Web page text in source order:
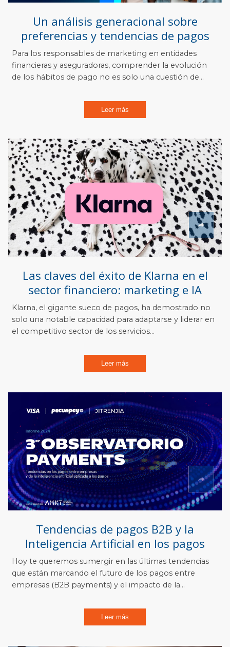
Un análisis generacional sobre
preferencias y tendencias de pagos
Para los responsables de marketing en entidades
financieras y aseguradoras, comprender la evolución
de los hábitos de pago no es solo una cuestión de...
Leer más
Las claves del éxito de Klarna en el
sector financiero: marketing e IA
Klarna, el gigante sueco de pagos, ha demostrado no
solo una notable capacidad para adaptarse y liderar en
el competitivo sector de los servicios...
Leer más
Tendencias de pagos B2B y la
Inteligencia Artificial en los pagos
Hoy te queremos sumergir en las últimas tendencias
que están marcando el futuro de los pagos entre
empresas (B2B payments) y el impacto de la...
Leer más